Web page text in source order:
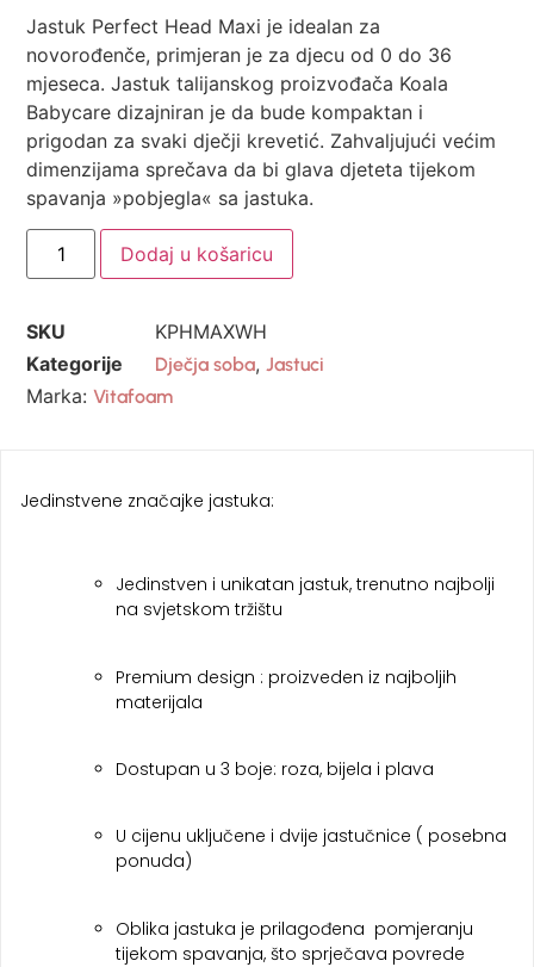
Jastuk Perfect Head Maxi je idealan za
novorođenče, primjeran je za djecu od 0 do 36
mjeseca. Jastuk talijanskog proizvođača Koala
Babycare dizajniran je da bude kompaktan i
prigodan za svaki dječji krevetić. Zahvaljujući većim
dimenzijama sprečava da bi glava djeteta tijekom
spavanja »pobjegla« sa jastuka.
Dodaj u košaricu
SKU
KPHMAXWH
Kategorije
Dječja soba,Jastuci
Marka:Vitafoam
Jedinstvene značajke jastuka:
Jedinstven i unikatan jastuk, trenutno najbolji
na svjetskom tržištu
Premium design : proizveden iz najboljih
materijala
Dostupan u 3 boje: roza, bijela i plava
U cijenu uključene i dvije jastučnice ( posebna
ponuda)
Oblika jastuka je prilagođena pomjeranju
tijekom spavanja, što sprječava povrede